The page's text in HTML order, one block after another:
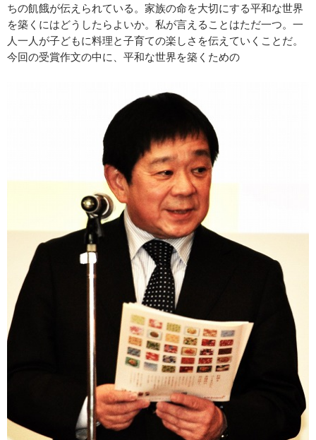
ちの飢餓が伝えられている。家族の命を大切にする平和な世界
を築くにはどうしたらよいか。私が言えることはただ一つ。一
人一人が子どもに料理と子育ての楽しさを伝えていくことだ。
今回の受賞作文の中に、平和な世界を築くための